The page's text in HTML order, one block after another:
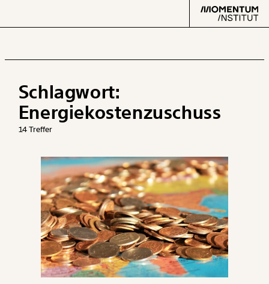
Arbeit
Verteilung
Klima
Datensätze
Paper der Woche
second
Schlagwort:
Energiekostenzuschuss
14 Treffer